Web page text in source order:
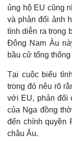
ủng hộ EU cũng
và phản đối ảnh
tình diễn ra trong
Đông Nam Âu
bầu cử tổng
Tại cuộc biểu
trong đó nêu rõ
với EU, phản đối
của Nga đồng
đến chính quyền
châu Âu.